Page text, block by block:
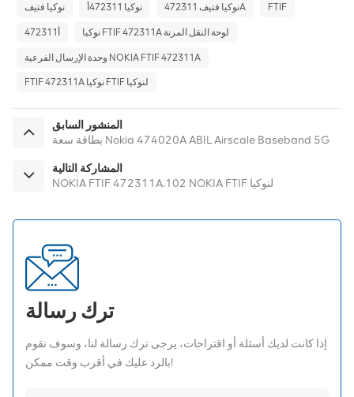
نوكيا فتيف نوكيا 472311أ نوكيا فتيف 472311A FTIF
472311أ نوكيا FTIF 472311A لوحة النقل المرنة
وحدة الإرسال الفرعية NOKIA FTIF 472311A
FTIF 472311A نوكيا FTIF لنوكيا
المنشور السابق
بطاقة سعة Nokia 474020A ABIL Airscale Baseband 5G
المشاركة التالية
NOKIA FTIF 472311A.102 NOKIA FTIF لنوكيا
ترك رسالة
إذا كانت لديك أسئلة أو اقتراحات، يرجى ترك رسالة لنا، وسوف نقوم
بالرد عليك في أقرب وقت ممكن!